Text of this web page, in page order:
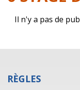
Il n'y a pas de
RÈGLES